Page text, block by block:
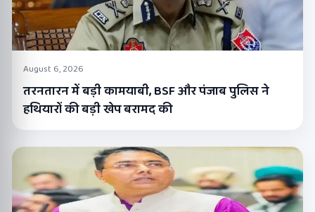
August 6, 2026
तरनतारन में बड़ी कामयाबी, BSF और पंजाब पुलिस ने
हथियारों की बड़ी खेप बरामद की